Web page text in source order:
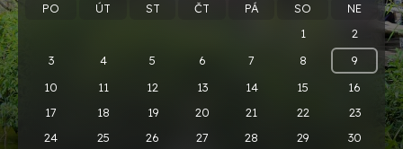
PO
ÚT ST ČT PÁ SO
NE
1
2
3
4 5 6 7 8
9
10
11 12 13 14 15
16
17
18 19 20 21 22
23
24
25 26 27 28 29
30